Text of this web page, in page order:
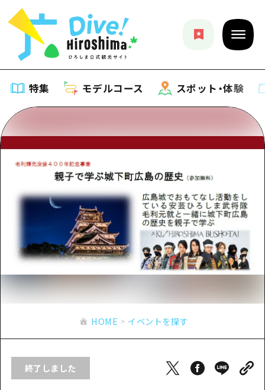
特集 モデルコース スポット・体験
特集
特集一覧
おすすめ
アート
イベント・祭り
グルメ・酒
サイクリング
ナイトライフ
世界遺産
モデルコース
モデルコース一覧
Dive! Hiroshima 公式ガイド
広島もしもトラベル
あたらしい非日常
広島市周辺
安芸
備後
スポット・体験
スポット・体験一覧
広島市周辺
安芸
備後
備北
宮島周辺
イベント
旬情報
お役立ち情報
アクセス
二次交通まとめ
HOME
HOME イベントを探す
終了しました